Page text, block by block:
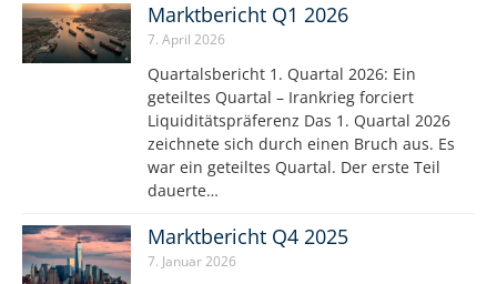
Marktbericht Q1 2026
7. April 2026
Quartalsbericht 1. Quartal 2026: Ein
geteiltes Quartal – Irankrieg forciert
Liquiditätspräferenz Das 1. Quartal 2026
zeichnete sich durch einen Bruch aus. Es
war ein geteiltes Quartal. Der erste Teil
dauerte…
Marktbericht Q4 2025
7. Januar 2026